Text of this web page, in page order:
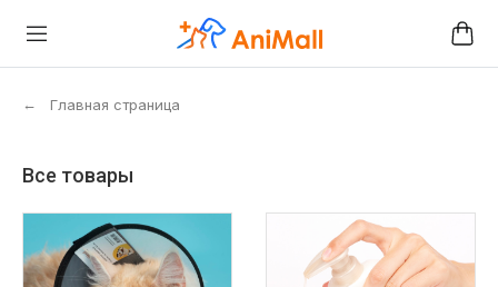
← Главная страница
Все товары